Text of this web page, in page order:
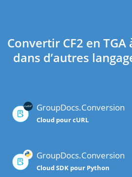
Convertir CF2 en TGA
dans d’autres
GroupDocs.Conversion
Cloud pour cURL
GroupDocs.Conversion
Cloud SDK pour Python